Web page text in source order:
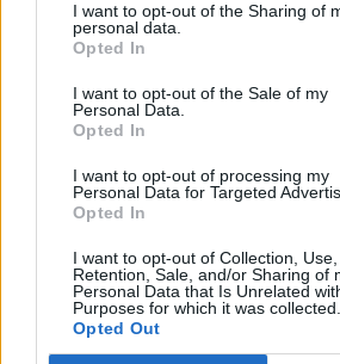
I want to opt-out of the Sharing of
personal data.
Opted In
I want to opt-out of the Sale of my
Personal Data.
Opted In
I want to opt-out of processing my
Personal Data for Targeted
Opted In
I want to opt-out of Collection, Use,
Retention, Sale, and/or Sharing of
Personal Data that Is Unrelated
Purposes for which it was collected.
Opted Out
risultato».